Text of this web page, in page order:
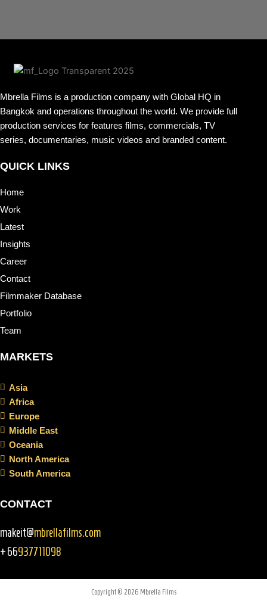
Mbrella Films is a production company with Global HQ in
Bangkok and operations throughout the world. We provide full
production services for features films, commercials, TV
series, documentaries, music videos and branded content.
QUICK LINKS
Home
Work
Latest
Insights
Career
Contact
Filmmaker Database
Portfolio
Team
MARKETS
Asia
Africa
Europe
Middle East
Oceania
North America
South America
CONTACT
makeit@mbrellafilms.com
+66937711098
Copyright © 2026 Mbrella Films